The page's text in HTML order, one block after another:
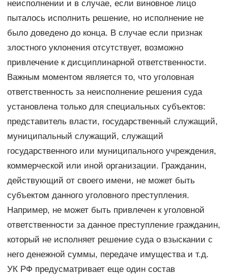
неисполнении и в случае, если виновное лицо
пыталось исполнить решение, но исполнение не
было доведено до конца. В случае если признак
злостного уклонения отсутствует, возможно
привлечение к дисциплинарной ответственности.
Важным моментом является то, что уголовная
ответственность за неисполнение решения суда
установлена только для специальных субъектов:
представитель власти, государственный служащий,
муниципальный служащий, служащий
государственного или муниципального учреждения,
коммерческой или иной организации. Гражданин,
действующий от своего имени, не может быть
субъектом данного уголовного преступления.
Например, не может быть привлечен к уголовной
ответственности за данное преступление гражданин,
который не исполняет решение суда о взыскании с
него денежной суммы, передаче имущества и т.д.
УК РФ предусматривает еще один состав